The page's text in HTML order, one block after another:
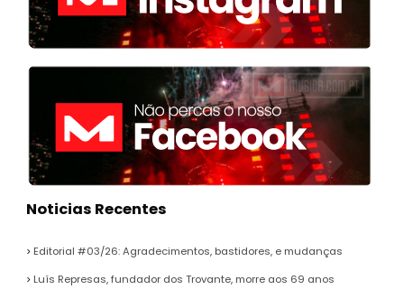
Noticias Recentes
Editorial #03/26: Agradecimentos, bastidores, e mudanças
Luís Represas, fundador dos Trovante, morre aos 69 anos